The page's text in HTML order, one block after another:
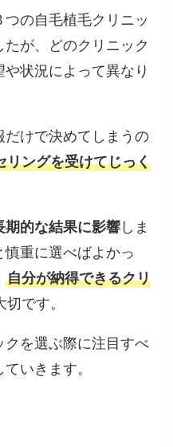
の自毛植毛クリニッ
が、どのクリニック
状況によって異なり
けで決めてしまうの
リングを受けてじっく
期的な結果に影響 しま
重に選べばよかっ
自分が納得できるクリ
です。
クを選ぶ際に注目すべ
いきます。